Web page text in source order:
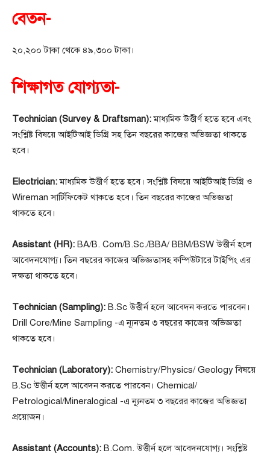
বেতন-
২০,২০০ টাকা থেকে ৪৯,৩০০ টাকা।
শিক্ষাগত যোগ্যতা-
Technician (Survey & Draftsman):মাধ্যমিক উত্তীর্ণ হতে হবে এবং
সংশ্লিষ্ট বিষয়ে আইটিআই ডিগ্রি সহ তিন বছরের কাজের অভিজ্ঞতা থাকতে
হবে।
Electrician:মাধ্যমিক উত্তীর্ণ হতে হবে। সংশ্লিষ্ট বিষয়ে আইটিআই ডিগ্রি ও
Wireman সার্টিফিকেট থাকতে হবে। তিন বছরের কাজের অভিজ্ঞতা
থাকতে হবে।
Assistant (HR): BA/B. Com/B.Sc./BBA/ BBM/BSW উত্তীর্ন হলে
আবেদনযোগ্য। তিন বছরের কাজের অভিজ্ঞতাসহ কম্পিউটারে টাইপিং এর
দক্ষতা থাকতে হবে।
Technician (Sampling): B.Sc উত্তীর্ন হলে আবেদন করতে পারবেন।
Drill Core/Mine Sampling -এ ন্যূনতম ৩ বছরের কাজের অভিজ্ঞতা
থাকতে হবে।
Technician (Laboratory): Chemistry/Physics/ Geology বিষয়ে
B.Sc উত্তীর্ন হলে আবেদন করতে পারবেন। Chemical/
Petrological/Mineralogical -এ ন্যূনতম ৩ বছরের কাজের অভিজ্ঞতা
প্রয়োজন।
Assistant (Accounts): B.Com. উত্তীর্ন হলে আবেদনযোগ্য। সংশ্লিষ্ট